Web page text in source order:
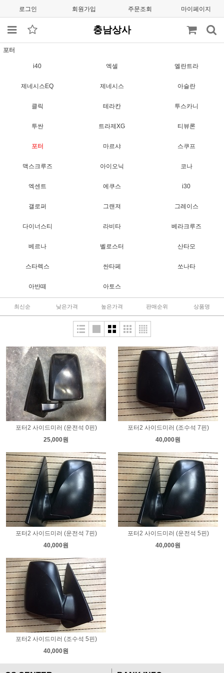
로그인 회원가입 주문조회 마이페이지
충남상사
포터
i40 엑셀 엘란트라
제네시스EQ 제네시스 아슬란
클릭 테라칸 투스카니
투싼 트라제XG 티뷰론
포터 마르샤 스쿠프
맥스크루즈 아이오닉 코나
엑센트 에쿠스 i30
갤로퍼 그랜져 그레이스
다이너스티 라비타 베라크루즈
베르나 벨로스터 산타모
스타렉스 싼타페 쏘나타
아반떼 아토스
최신순 낮은가격 높은가격 판매순위 상품명
포터2 사이드미러 (운전석 0핀)
25,000원
포터2 사이드미러 (조수석 7핀)
40,000원
포터2 사이드미러 (운전석 7핀)
40,000원
포터2 사이드미러 (운전석 5핀)
40,000원
포터2 사이드미러 (조수석 5핀)
40,000원